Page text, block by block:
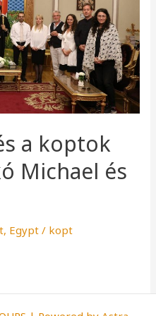
a koptok
Michael és
, Egypt / kopt